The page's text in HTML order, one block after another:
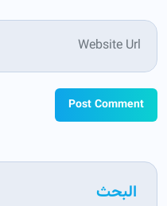
Website
البحث